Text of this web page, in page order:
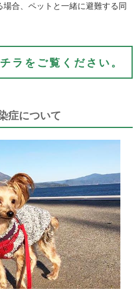
合、ペットと一緒に避難する同
ラをご覧ください。
症について